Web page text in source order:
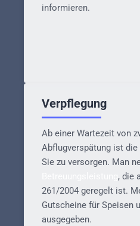
informieren.
Verpflegung
Ab einer Wartezeit von
Abflugverspätung ist
Sie zu versorgen. Man
, die
261/2004 geregelt ist.
Gutscheine für Speisen
ausgegeben.